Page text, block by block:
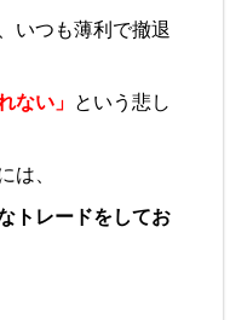
いつも薄利で撤退
ない」 という悲し
は、
トレードをしてお